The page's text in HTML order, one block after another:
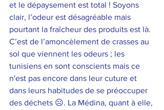
et le dépaysement est total ! Soyons
clair, l’odeur est désagréable mais
pourtant la fraîcheur des produits est là.
C’est de l’amoncèlement de crasses au
sol que viennent les odeurs ; les
tunisiens en sont conscients mais ce
n'est pas encore dans leur cuture et
dans leurs habitudes de se préoccuper
des déchets ☹. La Médina, quant à elle,